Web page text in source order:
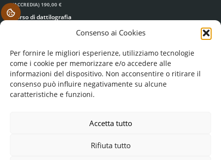
Consenso ai Cookies
Per fornire le migliori esperienze, utilizziamo tecnologie
come i cookie per memorizzare e/o accedere alle
informazioni del dispositivo. Non acconsentire o ritirare il
consenso può influire negativamente su alcune
caratteristiche e funzioni.
Accetta tutto
Rifiuta tutto
(ACCREDIA) 190,00 €
Corso di dattilografia
.